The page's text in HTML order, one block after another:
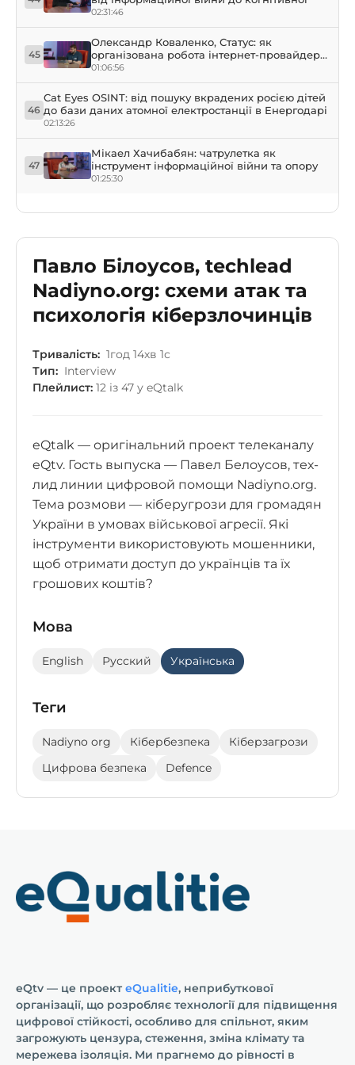
Павло Білоусов, techlead
Nadiyno.org: схеми атак та
психологія кіберзлочинців
Тривалість: 1год 14хв 1с
Тип: Interview
Плейлист: 12 із 47 у eQtalk
eQtalk — оригінальний проект телеканалу
eQtv. Гость выпуска — Павел Белоусов, тех-
лид линии цифровой помощи Nadiyno.org.
Тема розмови — кіберугрози для громадян
України в умовах військової агресії. Які
інструменти використовують мошенники,
щоб отримати доступ до українців та їх
грошових коштів?
Мова
English Русский Українська
Теги
Nadiyno org Кібербезпека
Кіберзагрози
Цифрова безпека
Defence
02:31:46
45
Олександр Коваленко, Статус: як
організована робота інтернет-провайдера
у прифронтовому місті Херсон
01:06:56
46
Cat Eyes OSINT: від пошуку вкрадених росією дітей
до бази даних атомної електростанції в Енергодарі
02:13:26
47
Мікаел Хачибабян: чатрулетка як
інструмент інформаційної війни та опору
01:25:30
eQtv — це проект eQualitie, неприбуткової
організації, що розробляє технології для підвищення
цифрової стійкості, особливо для спільнот, яким
загрожують цензура, стеження, зміна клімату та
мережева ізоляція. Ми прагнемо до рівності в